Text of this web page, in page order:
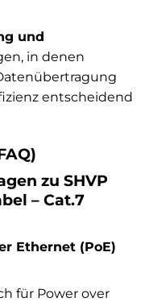
und
in denen
entscheidend
zu SHVP
– Cat.7
Ethernet (PoE)
für Power over